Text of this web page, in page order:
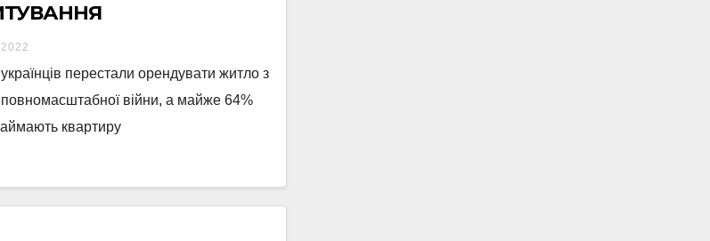
перестали орендувати житло з
війни, а майже 64%
квартиру